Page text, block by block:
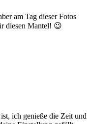
am Tag dieser Fotos
diesen Mantel! 😉
ich genieße die Zeit und